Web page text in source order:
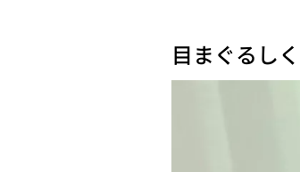
目まぐるし